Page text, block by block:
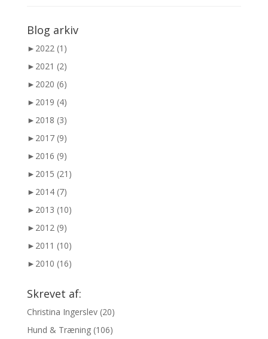
Blog arkiv
► 2022 (1)
► 2021 (2)
► 2020 (6)
► 2019 (4)
► 2018 (3)
► 2017 (9)
► 2016 (9)
► 2015 (21)
► 2014 (7)
► 2013 (10)
► 2012 (9)
► 2011 (10)
► 2010 (16)
Skrevet af:
Christina Ingerslev(20)
Hund & Træning(106)